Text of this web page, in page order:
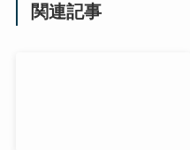
関連記事